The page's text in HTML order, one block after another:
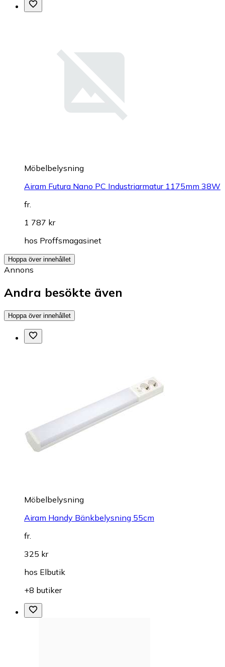
Möbelbelysning
Airam Futura Nano PC Industriarmatur 1175mm 38W
fr.
1 787 kr
hos Proffsmagasinet
Hoppa över innehållet
Annons
Andra besökte även
Hoppa över innehållet
Möbelbelysning
Airam Handy Bänkbelysning 55cm
fr.
325 kr
hos Elbutik
+8 butiker